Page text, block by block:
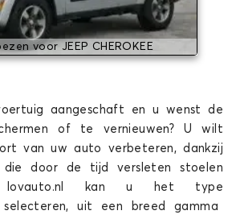
voor JEEP CHEROKEE
aangeschaft en u wenst de
of te vernieuwen? U wilt
van uw auto verbeteren, dankzij
die door de tijd versleten stoelen
lovauto.nl kan u het type
selecteren, uit een breed gamma